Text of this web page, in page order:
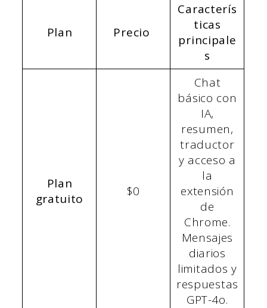
Plan Precio
Caracterís
ticas
principale
s
Plan
gratuito
$0
Chat
básico con
IA,
resumen,
traductor
y acceso a
la
extensión
de
Chrome.
Mensajes
diarios
limitados y
respuestas
GPT-4o.